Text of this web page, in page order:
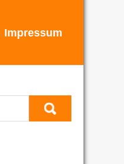
Impressum